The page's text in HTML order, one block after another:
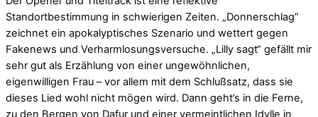
Standortbestimmung in schwierigen Zeiten. „Donnerschlag“
zeichnet ein apokalyptisches Szenario und wettert gegen
Fakenews und Verharmlosungsversuche. „Lilly sagt“ gefällt mir
sehr gut als Erzählung von einer ungewöhnlichen,
eigenwilligen Frau – vor allem mit dem Schlußsatz, dass sie
dieses Lied wohl nicht mögen wird. Dann geht’s in die Ferne,
zu den Bergen von Dafur und einer vermeintlichen Idylle in